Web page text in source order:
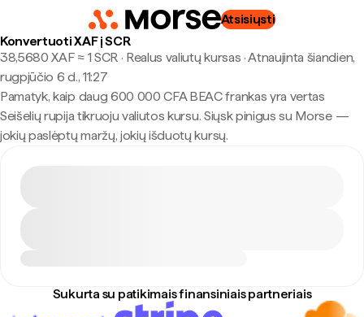
Atsisiųsti
Konvertuoti XAF į SCR
38,5680 XAF ≈ 1 SCR · Realus valiutų kursas ·Atnaujinta šiandien,
rugpjūčio 6 d., 11:27
Pamatyk, kaip daug 600 000 CFA BEAC frankas yra vertas
Seišelių rupija tikruoju valiutos kursu. Siųsk pinigus su Morse —
jokių paslėptų maržų, jokių išduotų kursų.
Sukurta su patikimais finansiniais partneriais